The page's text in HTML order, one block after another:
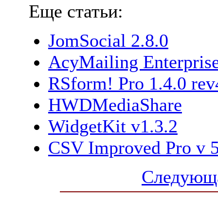
Еще статьи:
JomSocial 2.8.0
AcyMailing
RSform! Pro 1.4.0
HWDMediaShare
WidgetKit v1.3.2
CSV Improved Pro v